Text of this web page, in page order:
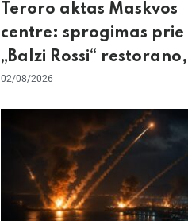
Teroro aktas Maskvos
centre: sprogimas prie
„Balzi Rossi“ restorano,
mirtininkės apgulė ir
02/08/2026